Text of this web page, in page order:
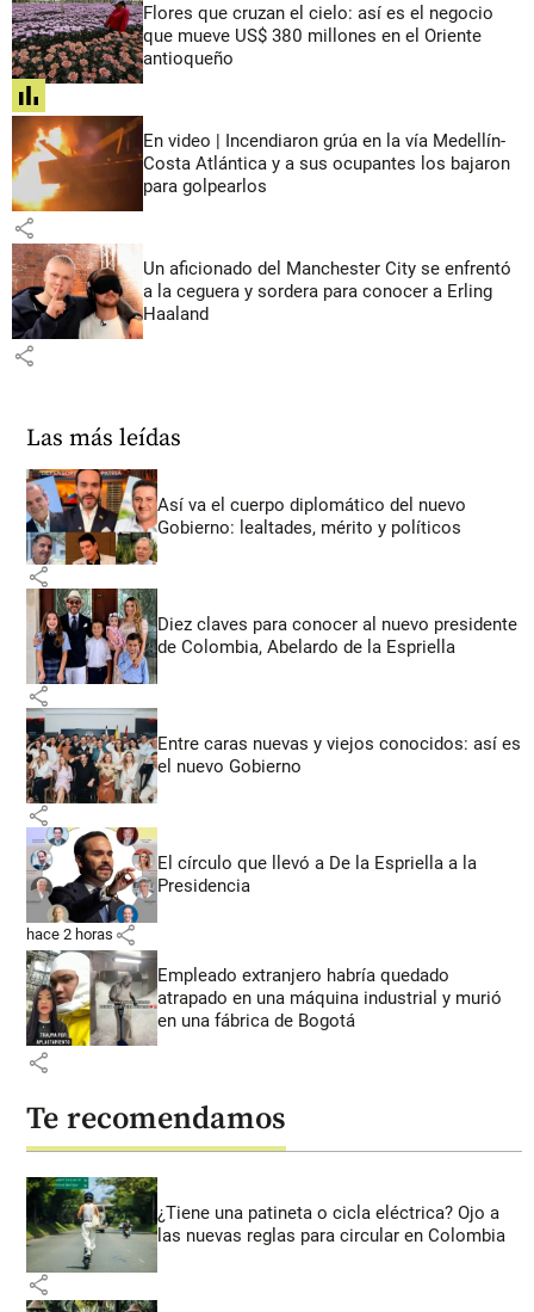
Flores que cruzan el cielo: así es el negocio
que mueve US$ 380 millones en el Oriente
antioqueño
share
En video | Incendiaron grúa en la vía Medellín-
Costa Atlántica y a sus ocupantes los bajaron
para golpearlos
share
Un aficionado del Manchester City se enfrentó
a la ceguera y sordera para conocer a Erling
Haaland
share
Las más leídas
Así va el cuerpo diplomático del nuevo
Gobierno: lealtades, mérito y políticos
share
Diez claves para conocer al nuevo presidente
de Colombia, Abelardo de la Espriella
share
Entre caras nuevas y viejos conocidos: así es
el nuevo Gobierno
share
El círculo que llevó a De la Espriella a la
Presidencia
hace 2 horas share
Empleado extranjero habría quedado
atrapado en una máquina industrial y murió
en una fábrica de Bogotá
share
Te recomendamos
¿Tiene una patineta o cicla eléctrica? Ojo a
las nuevas reglas para circular en Colombia
share